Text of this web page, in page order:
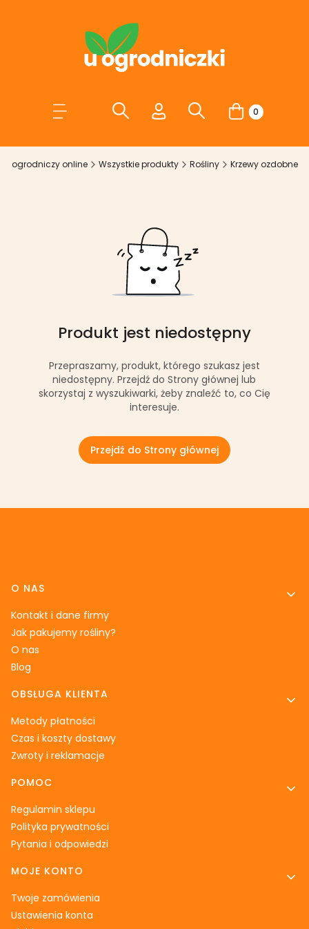
Menu Otwórz wyszukiwarkę
Szukaj Zaloguj sięOtwórz wyszukiwarkę
Szukaj Produkty w
Koszyk
ogrodniczy online Wszystkie produkty Rośliny Krzewy ozdobne
Produkt jest niedostępny
Przepraszamy, produkt, którego szukasz jest
niedostępny. Przejdź do Strony głównej lub
skorzystaj z wyszukiwarki, żeby znaleźć to, co Cię
interesuje.
Przejdź do Strony głównej
Linki w stopce
O NAS
Kontakt i dane firmy
Jak pakujemy rośliny?
O nas
Blog
OBSŁUGA KLIENTA
Metody płatności
Czas i koszty dostawy
Zwroty i reklamacje
POMOC
Regulamin sklepu
Polityka prywatności
Pytania i odpowiedzi
MOJE KONTO
Twoje zamówienia
Ustawienia konta